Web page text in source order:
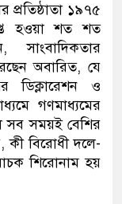
১৯৭৫
হওয়া শত শত
সাংবাদিকতার
অবারিত, যে
ডিক্লারেশন ও
গণমাধ্যমের
সব সময়ই বেশির
কী বিরোধী দলে-
শিরোনাম হয়